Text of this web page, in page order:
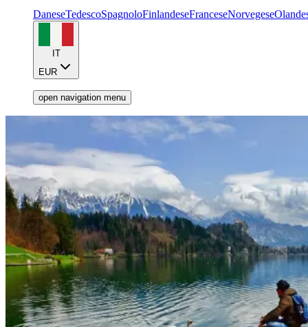
DaneseTedescoSpagnoloFinlandeseFranceseNorvegese
IT
EUR
open navigation menu